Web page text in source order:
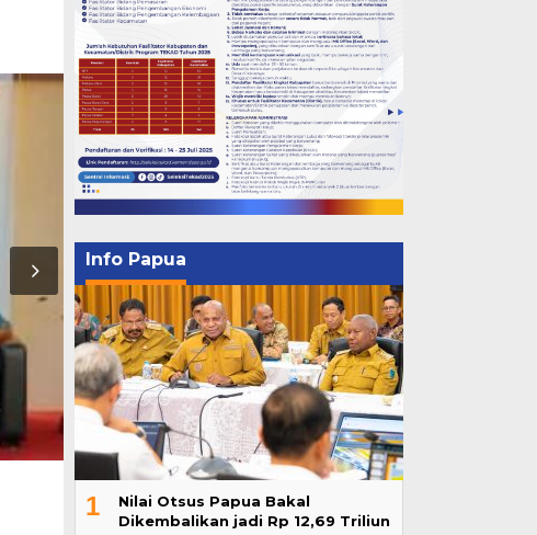
Info Papua
1
Nilai Otsus Papua Bakal
Dikembalikan jadi Rp 12,69 Triliun